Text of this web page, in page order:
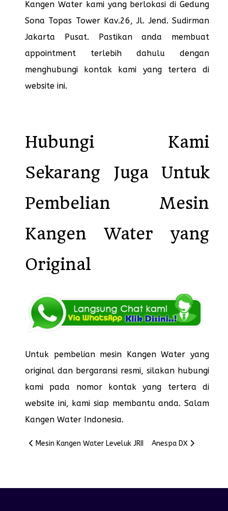
Kangen Water kami yang berlokasi di Gedung
Sona Topas Tower Kav.26, Jl. Jend. Sudirman
Jakarta Pusat. Pastikan anda membuat
appointment terlebih dahulu dengan
menghubungi kontak kami yang tertera di
website ini.
Hubungi Kami
Sekarang Juga Untuk
Pembelian Mesin
Kangen Water yang
Original
Untuk pembelian mesin Kangen Water yang
original dan bergaransi resmi, silakan hubungi
kami pada nomor kontak yang tertera di
website ini, kami siap membantu anda. Salam
Kangen Water Indonesia.
Previous article: Mesin Kangen Water Leveluk JRII
Mesin Kangen Water Leveluk JRII Next article: Anespa
Anespa DX